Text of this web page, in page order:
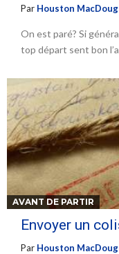
Par Houston
On est paré? Si
top départ sent bon
AVANT DE PARTIR
Envoyer un
Par Houston